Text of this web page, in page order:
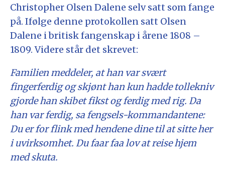
Christopher Olsen Dalene selv satt som fange
på. Ifølge denne protokollen satt Olsen
Dalene i britisk fangenskap i årene 1808 –
1809. Videre står det skrevet:
Familien meddeler, at han var svært
fingerferdig og skjønt han kun hadde tollekniv
gjorde han skibet fikst og ferdig med rig. Da
han var ferdig, sa fengsels-kommandantene:
Du er for flink med hendene dine til at sitte her
i uvirksomhet. Du faar faa lov at reise hjem
med skuta.